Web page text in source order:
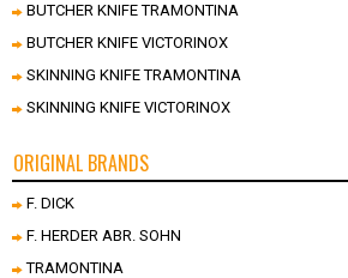
BUTCHER KNIFE TRAMONTINA
BUTCHER KNIFE VICTORINOX
SKINNING KNIFE TRAMONTINA
SKINNING KNIFE VICTORINOX
ORIGINAL BRANDS
F. DICK
F. HERDER ABR. SOHN
TRAMONTINA